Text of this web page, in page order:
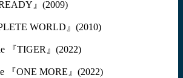
』(2009)
WORLD』(2010)
『TIGER』(2022)
『ONE MORE』(2022)